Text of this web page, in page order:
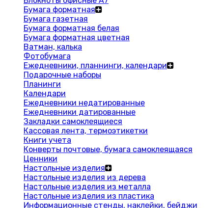
Бумага форматная
Бумага газетная
Бумага форматная белая
Бумага форматная цветная
Ватман, калька
Фотобумага
Ежедневники, планнинги, календари
Подарочные наборы
Планинги
Календари
Ежедневники недатированные
Ежедневники датированные
Закладки самоклеящиеся
Кассовая лента, термоэтикетки
Книги учета
Конверты почтовые, бумага самоклеящаяся
Ценники
Настольные изделия
Настольные изделия из дерева
Настольные изделия из металла
Настольные изделия из пластика
Информационные стенды, наклейки, бейджи